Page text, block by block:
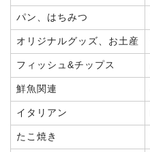
パン、はちみつ
オリジナルグッズ、お土産
フィッシュ&チップス
鮮魚関連
イタリアン
たこ焼き